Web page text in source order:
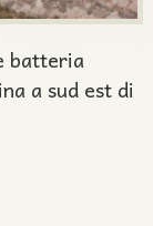
batteria
a sud est di